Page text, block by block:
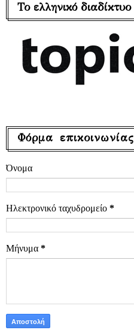
Το ελληνικό διαδίκτυο
Φόρμα επικοινωνίας
Όνομα
Ηλεκτρονικό ταχυδρομείο *
Μήνυμα *